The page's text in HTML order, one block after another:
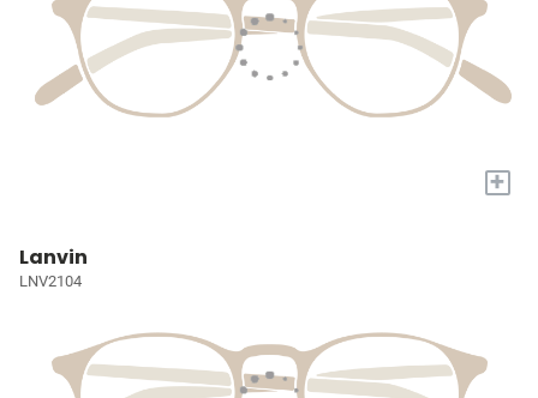
+
Lanvin
LNV2104